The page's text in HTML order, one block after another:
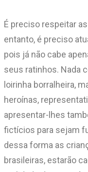
É preciso respeitar
entanto, é preciso
pois já não cabe
seus ratinhos. Nada
loirinha borralheira,
heroínas,
apresentar-lhes
fictícios para sejam
dessa forma as
brasileiras, estarão